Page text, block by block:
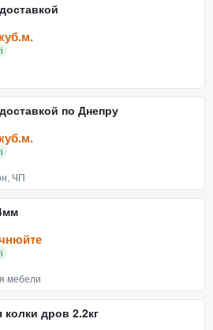
по Днепру
ЧП
мебели
колки дров 2.2кг